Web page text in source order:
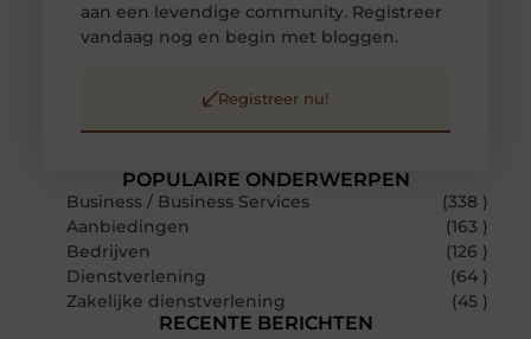
POPULAIRE ONDERWERPEN
Business / Business Services
(338 )
Aanbiedingen
(163 )
Bedrijven
(126 )
Dienstverlening
(64 )
Zakelijke dienstverlening
(45 )
RECENTE BERICHTEN
aan een levendige community. Registreer
vandaag nog en begin met bloggen.
Registreer nu!